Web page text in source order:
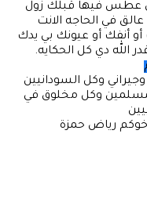
عطس فيها قبلك زول
عالق في الحاجه الانت
أنفك أو عيونك بي يدك
الله دي كل الحكايه.
وكل السودانيين
وكل مخلوق في
رياض حمزة